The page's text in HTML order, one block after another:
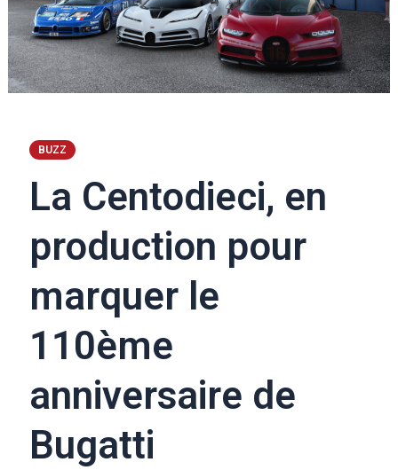
BUZZ
La Centodieci, en
production pour
marquer le
110ème
anniversaire de
Bugatti